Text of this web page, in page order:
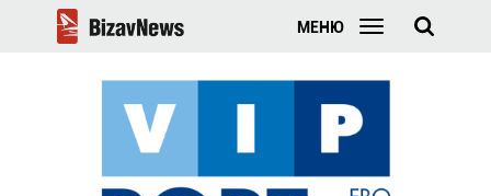
МЕНЮ